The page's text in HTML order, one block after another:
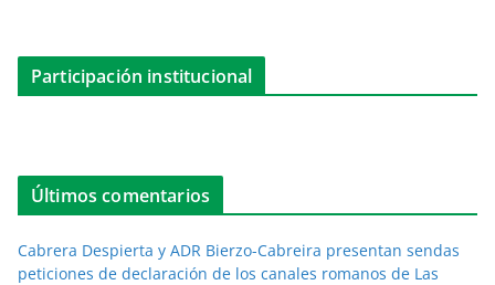
Participación institucional
Últimos comentarios
Cabrera Despierta y ADR Bierzo-Cabreira presentan sendas
peticiones de declaración de los canales romanos de Las